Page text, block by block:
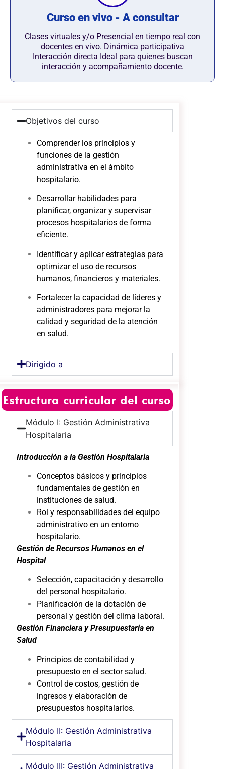
Curso en vivo - A consultar
Clases virtuales y/o Presencial en tiempo real con
docentes en vivo. Dinámica participativa
Interacción directa Ideal para quienes buscan
interacción y acompañamiento docente.
Objetivos del curso
Comprender los principios y
funciones de la gestión
administrativa en el ámbito
hospitalario.
Desarrollar habilidades para
planificar, organizar y supervisar
procesos hospitalarios de forma
eficiente.
Identificar y aplicar estrategias para
optimizar el uso de recursos
humanos, financieros y materiales.
Fortalecer la capacidad de líderes y
administradores para mejorar la
calidad y seguridad de la atención
en salud.
Dirigido a
Estructura curricular del curso
Módulo I: Gestión Administrativa
Hospitalaria
Introducción a la Gestión Hospitalaria
Conceptos básicos y principios
fundamentales de gestión en
instituciones de salud.
Rol y responsabilidades del equipo
administrativo en un entorno
hospitalario.
Gestión de Recursos Humanos en el
Hospital
Selección, capacitación y desarrollo
del personal hospitalario.
Planificación de la dotación de
personal y gestión del clima laboral.
Gestión Financiera y Presupuestaria en
Salud
Principios de contabilidad y
presupuesto en el sector salud.
Control de costos, gestión de
ingresos y elaboración de
presupuestos hospitalarios.
Módulo II: Gestión Administrativa
Hospitalaria
Módulo III: Gestión Administrativa